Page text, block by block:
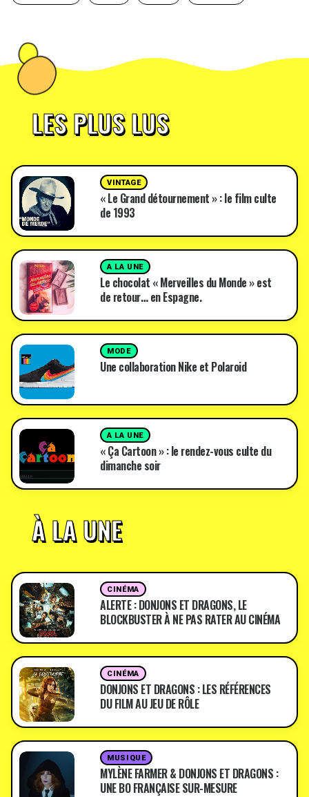
LES PLUS LUS
VINTAGE
« Le Grand détournement » : le film culte
de 1993
A LA UNE
Le chocolat « Merveilles du Monde » est
de retour… en Espagne.
MODE
Une collaboration Nike et Polaroid
A LA UNE
« Ça Cartoon » : le rendez-vous culte du
dimanche soir
À LA UNE
CINÉMA
ALERTE : DONJONS ET DRAGONS, LE
BLOCKBUSTER À NE PAS RATER AU CINÉMA
CINÉMA
DONJONS ET DRAGONS : LES RÉFÉRENCES
DU FILM AU JEU DE RÔLE
MUSIQUE
MYLÈNE FARMER & DONJONS ET DRAGONS :
UNE BO FRANÇAISE SUR-MESURE